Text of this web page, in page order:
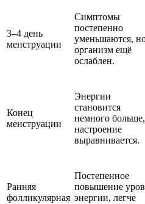
3–4 день
менструации
Симптомы
постепенно
уменьшаются,
организм ещё
ослаблен.
Конец
менструации
Энергии
становится
немного больше,
настроение
выравнивается.
Ранняя
фолликулярная
Постепенное
повышение
энергии, легче